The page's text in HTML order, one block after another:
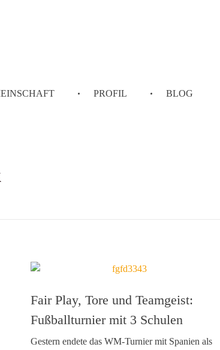
PROFIL BLOG
Fair Play, Tore und Teamgeist:
Fußballturnier mit 3 Schulen
Gestern endete das WM-Turnier mit Spanien als